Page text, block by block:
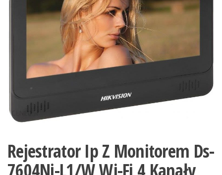
Rejestrator Ip Z Monitorem Ds-